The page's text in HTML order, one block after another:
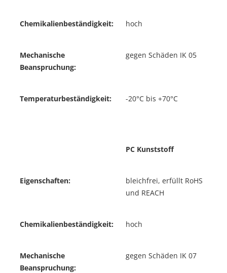
Chemikalienbeständigkeit: hoch
Mechanische
Beanspruchung:
gegen Schäden IK 05
Temperaturbeständigkeit: -20°C bis +70°C
PC Kunststoff
Eigenschaften:
bleichfrei, erfüllt RoHS
und REACH
Chemikalienbeständigkeit: hoch
Mechanische
Beanspruchung:
gegen Schäden IK 07